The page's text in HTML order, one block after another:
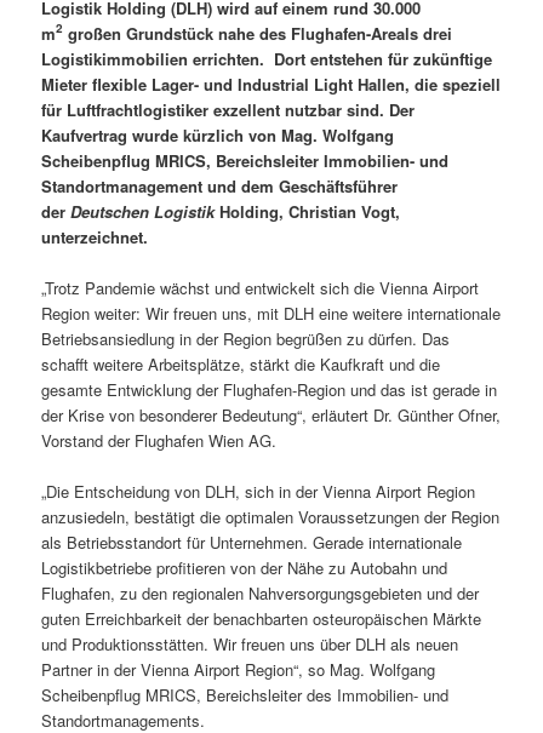
Logistik Holding (DLH) wird auf einem rund 30.000
m2 großen Grundstück nahe des Flughafen-Areals drei
Logistikimmobilien errichten. Dort entstehen für zukünftige
Mieter flexible Lager- und Industrial Light Hallen, die speziell
für Luftfrachtlogistiker exzellent nutzbar sind. Der
Kaufvertrag wurde kürzlich von Mag. Wolfgang
Scheibenpflug MRICS, Bereichsleiter Immobilien- und
Standortmanagement und dem Geschäftsführer
derDeutschen LogistikHolding, Christian Vogt,
unterzeichnet.
„Trotz Pandemie wächst und entwickelt sich die Vienna Airport
Region weiter: Wir freuen uns, mit DLH eine weitere internationale
Betriebsansiedlung in der Region begrüßen zu dürfen. Das
schafft weitere Arbeitsplätze, stärkt die Kaufkraft und die
gesamte Entwicklung der Flughafen-Region und das ist gerade in
der Krise von besonderer Bedeutung“, erläutert Dr. Günther Ofner,
Vorstand der Flughafen Wien AG.
„Die Entscheidung von DLH, sich in der Vienna Airport Region
anzusiedeln, bestätigt die optimalen Voraussetzungen der Region
als Betriebsstandort für Unternehmen. Gerade internationale
Logistikbetriebe profitieren von der Nähe zu Autobahn und
Flughafen, zu den regionalen Nahversorgungsgebieten und der
guten Erreichbarkeit der benachbarten osteuropäischen Märkte
und Produktionsstätten. Wir freuen uns über DLH als neuen
Partner in der Vienna Airport Region“, so Mag. Wolfgang
Scheibenpflug MRICS, Bereichsleiter des Immobilien- und
Standortmanagements.